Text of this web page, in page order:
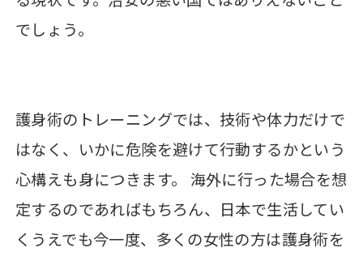
でしょう。
護身術のトレーニングでは、技術や体力だけで
はなく、いかに危険を避けて行動するかという
心構えも身につきます。 海外に行った場合を想
定するのであればもちろん、日本で生活してい
くうえでも今一度、多くの女性の方は護身術を